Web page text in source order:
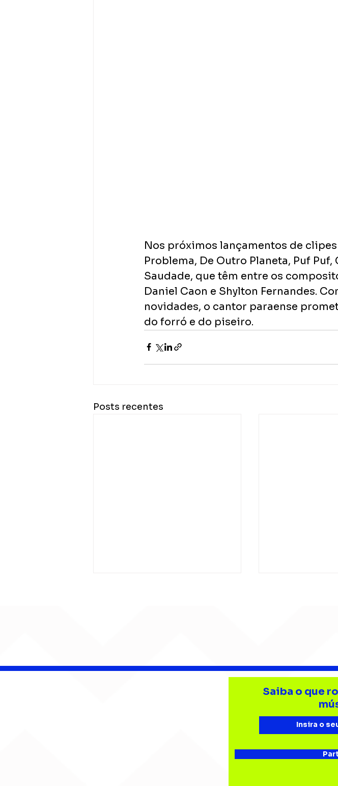
Nos próximos lançamentos de
Problema, De Outro Planeta, Puf
Saudade, que têm entre os
Daniel Caon e Shylton Fernandes.
novidades, o cantor paraense
do forró e do piseiro.
Posts recentes
AUMENTA O SOM!
Gui Isnard
entre
reinvenção
Saiba o que